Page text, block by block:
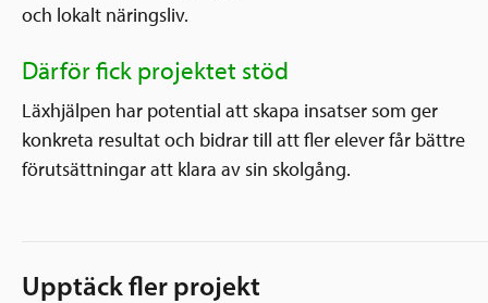
och lokalt näringsliv.
Därför fick projektet stöd
Läxhjälpen har potential att skapa insatser som ger
konkreta resultat och bidrar till att fler elever får bättre
förutsättningar att klara av sin skolgång.
Upptäck fler projekt